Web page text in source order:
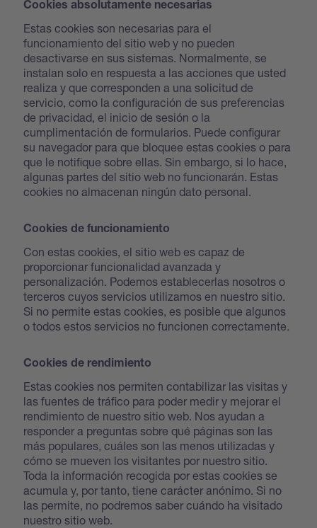
Cookies absolutamente necesarias
Estas cookies son necesarias para el
funcionamiento del sitio web y no pueden
desactivarse en sus sistemas. Normalmente, se
instalan solo en respuesta a las acciones que usted
realiza y que corresponden a una solicitud de
servicio, como la configuración de sus preferencias
de privacidad, el inicio de sesión o la
cumplimentación de formularios. Puede configurar
su navegador para que bloquee estas cookies o para
que le notifique sobre ellas. Sin embargo, si lo hace,
algunas partes del sitio web no funcionarán. Estas
cookies no almacenan ningún dato personal.
Cookies de funcionamiento
Con estas cookies, el sitio web es capaz de
proporcionar funcionalidad avanzada y
personalización. Podemos establecerlas nosotros o
terceros cuyos servicios utilizamos en nuestro sitio.
Si no permite estas cookies, es posible que algunos
o todos estos servicios no funcionen correctamente.
Cookies de rendimiento
Estas cookies nos permiten contabilizar las visitas y
las fuentes de tráfico para poder medir y mejorar el
rendimiento de nuestro sitio web. Nos ayudan a
responder a preguntas sobre qué páginas son las
más populares, cuáles son las menos utilizadas y
cómo se mueven los visitantes por nuestro sitio.
Toda la información recogida por estas cookies se
acumula y, por tanto, tiene carácter anónimo. Si no
las permite, no podremos saber cuándo ha visitado
nuestro sitio web.